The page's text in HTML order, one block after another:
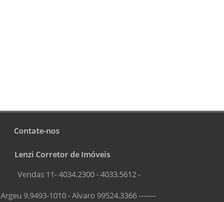
Contate-nos
Lenzi Corretor de Imóveis
Vendas 11- 4034.2300 - 4033.5612 -
Argeu 9.9493-1010 - Alvaro 99524.3366 -------